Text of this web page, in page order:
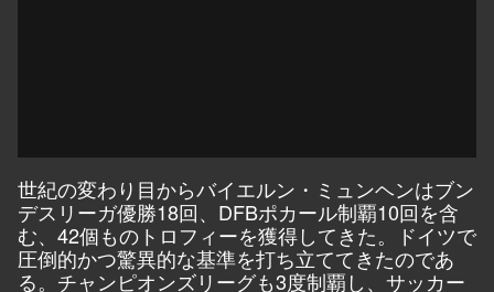
世紀の変わり目からバイエルン・ミュンヘンはブン
デスリーガ優勝18回、DFBポカール制覇10回を含
む、42個ものトロフィーを獲得してきた。ドイツで
圧倒的かつ驚異的な基準を打ち立ててきたのであ
る。チャンピオンズリーグも3度制覇し、サッカー